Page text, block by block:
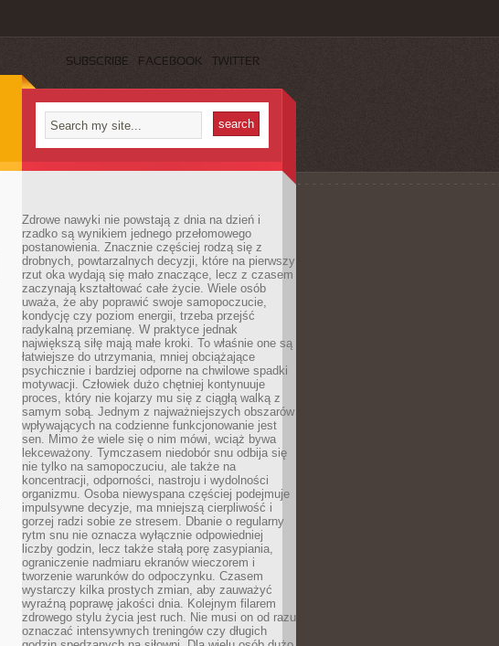
SUBSCRIBE FACEBOOK TWITTER
Zdrowe nawyki nie powstają z dnia na dzień i
rzadko są wynikiem jednego przełomowego
postanowienia. Znacznie częściej rodzą się z
drobnych, powtarzalnych decyzji, które na pierwszy
rzut oka wydają się mało znaczące, lecz z czasem
zaczynają kształtować całe życie. Wiele osób
uważa, że aby poprawić swoje samopoczucie,
kondycję czy poziom energii, trzeba przejść
radykalną przemianę. W praktyce jednak
największą siłę mają małe kroki. To właśnie one są
łatwiejsze do utrzymania, mniej obciążające
psychicznie i bardziej odporne na chwilowe spadki
motywacji. Człowiek dużo chętniej kontynuuje
proces, który nie kojarzy mu się z ciągłą walką z
samym sobą. Jednym z najważniejszych obszarów
wpływających na codzienne funkcjonowanie jest
sen. Mimo że wiele się o nim mówi, wciąż bywa
lekceważony. Tymczasem niedobór snu odbija się
nie tylko na samopoczuciu, ale także na
koncentracji, odporności, nastroju i wydolności
organizmu. Osoba niewyspana częściej podejmuje
impulsywne decyzje, ma mniejszą cierpliwość i
gorzej radzi sobie ze stresem. Dbanie o regularny
rytm snu nie oznacza wyłącznie odpowiedniej
liczby godzin, lecz także stałą porę zasypiania,
ograniczenie nadmiaru ekranów wieczorem i
tworzenie warunków do odpoczynku. Czasem
wystarczy kilka prostych zmian, aby zauważyć
wyraźną poprawę jakości dnia. Kolejnym filarem
zdrowego stylu życia jest ruch. Nie musi on od razu
oznaczać intensywnych treningów czy długich